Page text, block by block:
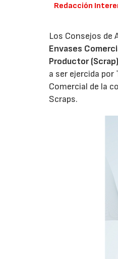
Redacción
Los Consejos de
Envases
Productor (Scrap)
a ser ejercida
Comercial de la
Scraps.